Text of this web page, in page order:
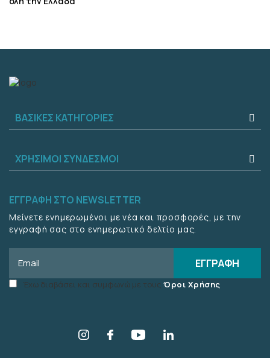
ΒΑΣΙΚΈΣ ΚΑΤΗΓΟΡΊΕΣ
ΧΡΉΣΙΜΟΙ ΣΎΝΔΕΣΜΟΙ
ΕΓΓΡΑΦΉ ΣΤΟ NEWSLETTER
Μείνετε ενημερωμένοι με νέα και προσφορές, με την
εγγραφή σας στο ενημερωτικό δελτίο μας.
ΕΓΓΡΑΦΉ
AcceptΈχω διαβάσει και συμφωνώ με τους Όροι Χρήσης